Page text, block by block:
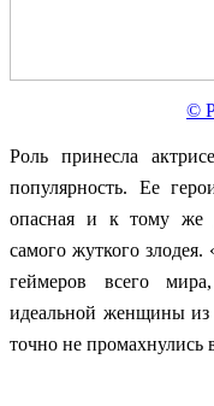
©
Роль принесла
популярность. Ее
опасная и к тому же
самого жуткого
геймеров всего
идеальной женщины из
точно не промахнулись